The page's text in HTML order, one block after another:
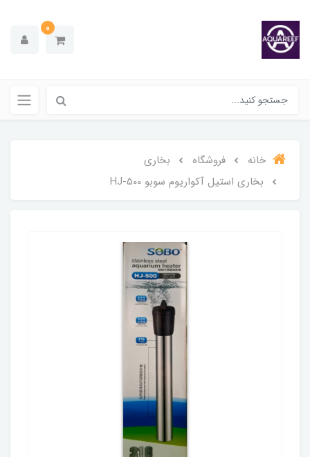
0
خانه فروشگاه
بخاری
بخاری استیل آکواریوم سوبو HJ-500